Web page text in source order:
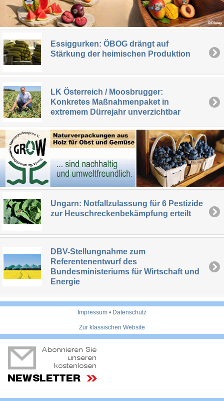
Essiggurken: ÖBOG drängt auf
Stärkung der heimischen Produktion
LK Österreich / Moosbrugger:
Konkretes Maßnahmenpaket in
extremem Dürrejahr unverzichtbar
Ungarn: Notfallzulassung für 6 Pestizide
zur Heuschreckenbekämpfung erteilt
DBV-Stellungnahme zum
Referentenentwurf des
Bundesministeriums für Wirtschaft und
Energie
Impressum • Datenschutz
Zur klassischen Website